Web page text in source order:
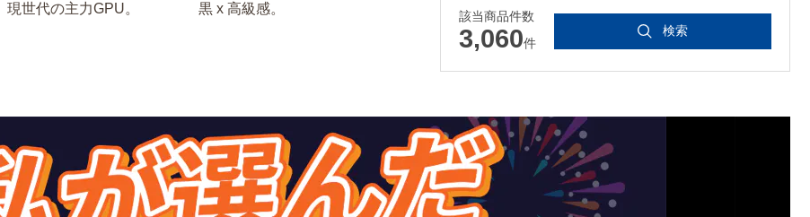
現世代の主力GPU。 黒 x 高級感。 圧倒的頂点。
最上位の証明。
該当商品件数
3,060件
検索